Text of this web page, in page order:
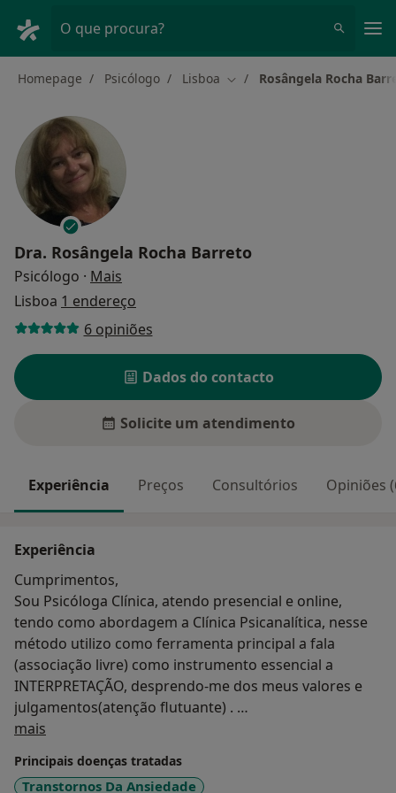
O que procura?
Homepage Psicólogo Lisboa Mudar de cidade
Rosângela Rocha
Dra. Rosângela Rocha Barreto
Psicólogo · Mais
Lisboa 1 endereço
6 opiniões
Dados do contacto
Solicite um atendimento
Experiência Preços Consultórios Opiniões
Experiência
Cumprimentos,
Sou Psicóloga Clínica, atendo presencial e online,
tendo como abordagem a Clínica Psicanalítica, nesse
método utilizo como ferramenta principal a fala
(associação livre) como instrumento essencial a
INTERPRETAÇÃO, desprendo-me dos meus valores e
julgamentos(atenção flutuante) .
Não vejo o sujeito como doença, e sim como um
vida, respeitando sua visão de mundo, busco
mais
Principais doenças tratadas
Transtornos Da Ansiedade